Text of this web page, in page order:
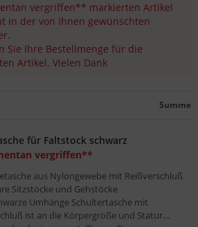
vergriffen** markierten Artikel
in der von Ihnen gewünschten
Sie Ihre Bestellmenge für die
Artikel. Vielen Dank
Summe
für Faltstock schwarz
vergriffen**
aus Nylongewebe mit Reißverschluß
Sitzstöcke und Gehstöcke
Umhänge Schultertasche mit
ist an die Körpergröße und Statur